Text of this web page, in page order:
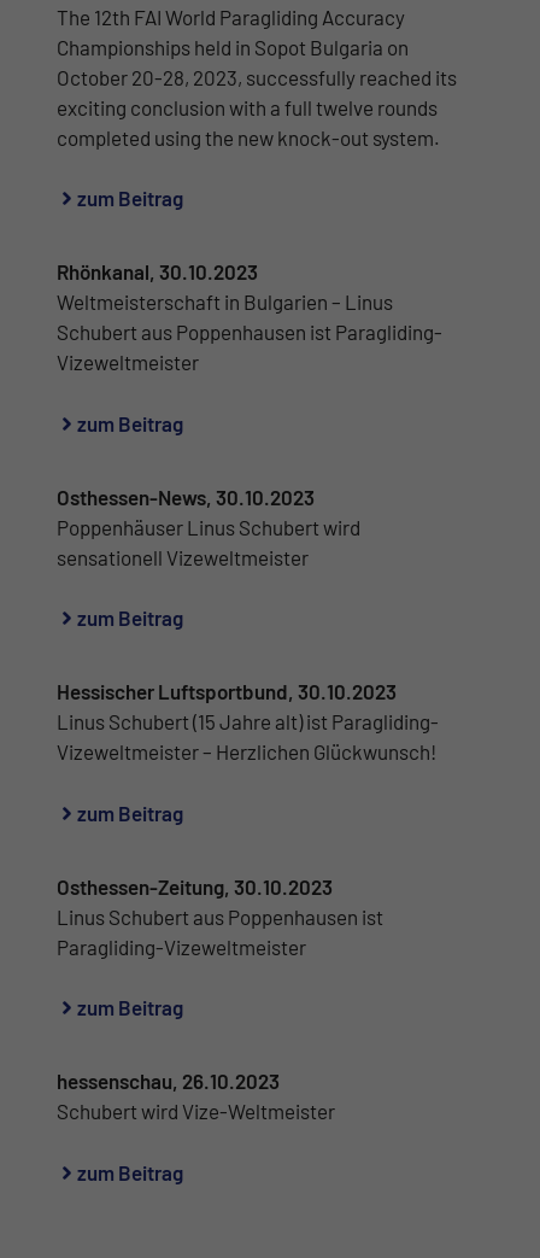
The 12th FAI World Paragliding Accuracy
Championships held in Sopot Bulgaria on
October 20-28, 2023, successfully reached its
exciting conclusion with a full twelve rounds
completed using the new knock-out system.
zum Beitrag
Rhönkanal, 30.10.2023
Weltmeisterschaft in Bulgarien – Linus
Schubert aus Poppenhausen ist Paragliding-
Vizeweltmeister
zum Beitrag
Osthessen-News, 30.10.2023
Poppenhäuser Linus Schubert wird
sensationell Vizeweltmeister
zum Beitrag
Hessischer Luftsportbund, 30.10.2023
Linus Schubert (15 Jahre alt) ist Paragliding-
Vizeweltmeister – Herzlichen Glückwunsch!
zum Beitrag
Osthessen-Zeitung, 30.10.2023
Linus Schubert aus Poppenhausen ist
Paragliding-Vizeweltmeister
zum Beitrag
hessenschau, 26.10.2023
Schubert wird Vize-Weltmeister
zum Beitrag